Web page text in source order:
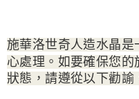
施華洛世奇人造水晶
心處理。如要確保您
狀態，請遵從以下勸諭